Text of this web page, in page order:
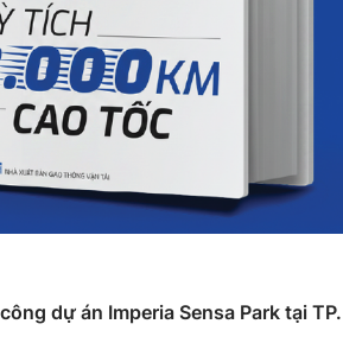
dự án Imperia Sensa Park tại